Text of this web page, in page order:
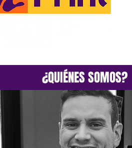
¿QUIÉNES SOMOS?